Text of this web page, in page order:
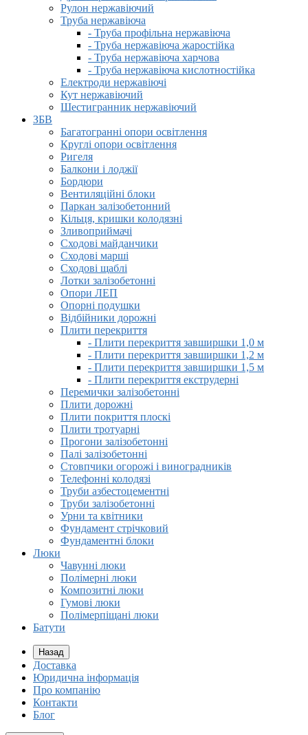
Рулон нержавіючий
Труба нержавіюча
- Труба профільна нержавіюча
- Труба нержавіюча жаростійка
- Труба нержавіюча харчова
- Труба нержавіюча кислотностійка
Електроди нержавіючі
Кут нержавіючий
Шестигранник нержавіючий
ЗБВ
Багатогранні опори освітлення
Круглі опори освітлення
Ригеля
Балкони і лоджії
Бордюри
Вентиляційні блоки
Паркан залізобетонний
Кільця, кришки колодязні
Зливоприймачі
Сходові майданчики
Сходові марші
Сходові щаблі
Лотки залізобетонні
Опори ЛЕП
Опорні подушки
Відбійники дорожні
Плити перекриття
- Плити перекриття завширшки 1,0 м
- Плити перекриття завширшки 1,2 м
- Плити перекриття завширшки 1,5 м
- Плити перекриття екструдерні
Перемички залізобетонні
Плити дорожні
Плити покриття плоскі
Плити тротуарні
Прогони залізобетонні
Палі залізобетонні
Стовпчики огорожі і виноградників
Телефонні колодязі
Труби азбестоцементні
Труби залізобетонні
Урни та квітники
Фундамент стрічковий
Фундаментні блоки
Люки
Чавунні люки
Полімерні люки
Композитні люки
Гумові люки
Полімерпіщані люки
Батути
Назад
Доставка
Юридична інформація
Про компанію
Контакти
Блог